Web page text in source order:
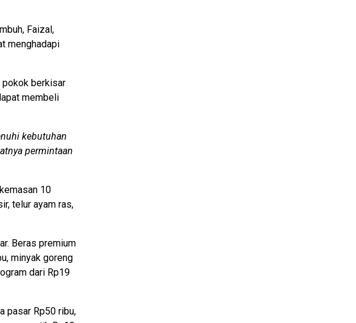
Faizal,
menghadapi
pokok berkisar
membeli
kebutuhan
permintaan
10
telur ayam ras,
Beras premium
minyak goreng
dari Rp19
pasar Rp50 ribu,